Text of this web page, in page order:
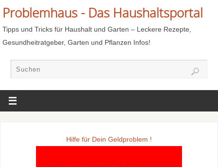
Problemhaus - Das Haushaltsportal
Tipps und Tricks für Haushalt und Garten – Leckere Rezepte,
Gesundheitratgeber, Garten und Pflanzen Infos!
Hilfe für Dein Geldproblem !